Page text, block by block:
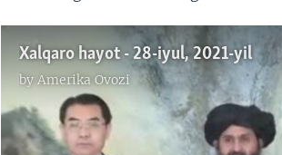
Xalqaro hayot - 28-iyul, 2021-yil
byAmerika Ovozi